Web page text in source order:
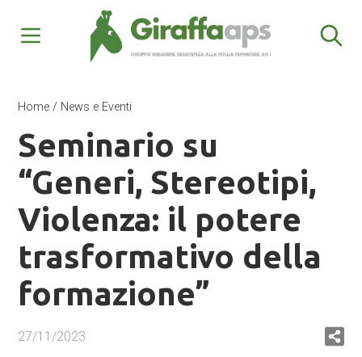
Home / News e Eventi
Seminario su
“Generi, Stereotipi,
Violenza: il potere
trasformativo della
formazione”
27/11/2023